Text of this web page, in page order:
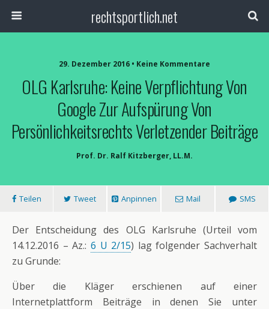
rechtsportlich.net
29. Dezember 2016 • Keine Kommentare
OLG Karlsruhe: Keine Verpflichtung Von
Google Zur Aufspürung Von
Persönlichkeitsrechts Verletzender Beiträge
Prof. Dr. Ralf Kitzberger, LL.M.
Teilen Tweet Anpinnen Mail SMS
Der Entscheidung des OLG Karlsruhe (Urteil vom
14.12.2016 – Az.: 6 U 2/15) lag folgender Sachverhalt
zu Grunde:
Über die Kläger erschienen auf einer
Internetplattform Beiträge in denen Sie unter